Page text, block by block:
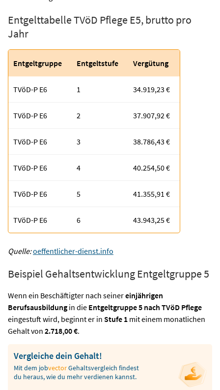
Entgelttabelle TVöD Pflege E5, brutto pro
Jahr
Entgeltgruppe Entgeltstufe Vergütung
TVöD-P E6 1 34.919,23 €
TVöD-P E6 2 37.907,92 €
TVöD-P E6 3 38.786,43 €
TVöD-P E6 4 40.254,50 €
TVöD-P E6 5 41.355,91 €
TVöD-P E6 6 43.943,25 €
Quelle:oeffentlicher-dienst.info
Beispiel Gehaltsentwicklung Entgeltgruppe 5
Wenn ein Beschäftigter nach seinereinjährigen
Berufsausbildung in die Entgeltgruppe 5 nach TVöD Pflege
eingestuft wird, beginnt er in Stufe 1 mit einem monatlichen
Gehalt von 2.718,00 €.
Vergleiche dein Gehalt!
Mit dem jobvectorGehaltsvergleich findest
du heraus, wie du mehr verdienen kannst.